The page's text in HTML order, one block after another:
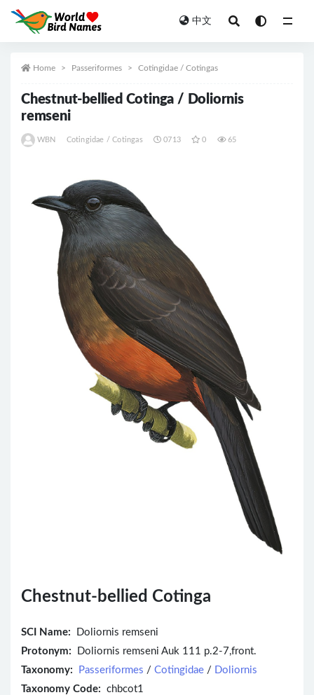
中文
Home Passeriformes Cotingidae / Cotingas
Chestnut-bellied Cotinga / Doliornis
remseni
WBN Cotingidae / Cotingas 0713 0 65
Chestnut-bellied Cotinga
SCI Name:
Doliornis remseni
Protonym: Doliornis remseni Auk 111 p.2-7,front.
Taxonomy:
Passeriformes / Cotingidae / Doliornis
Taxonomy Code: chbcot1